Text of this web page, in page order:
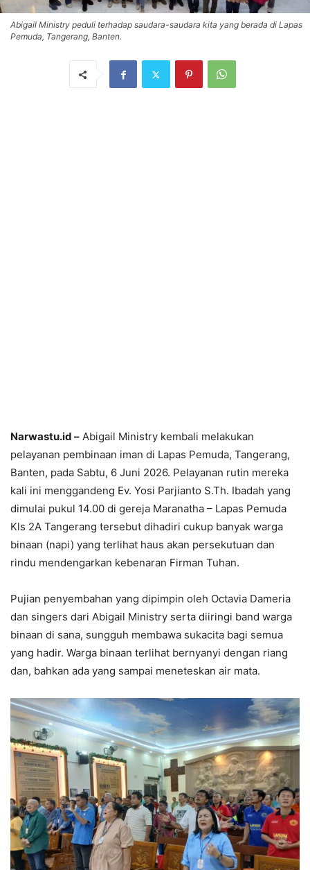
Abigail Ministry peduli terhadap saudara-saudara kita yang berada di Lapas
Pemuda, Tangerang, Banten.
Narwastu.id – Abigail Ministry kembali melakukan
pelayanan pembinaan iman di Lapas Pemuda, Tangerang,
Banten, pada Sabtu, 6 Juni 2026. Pelayanan rutin mereka
kali ini menggandeng Ev. Yosi Parjianto S.Th. Ibadah yang
dimulai pukul 14.00 di gereja Maranatha – Lapas Pemuda
Kls 2A Tangerang tersebut dihadiri cukup banyak warga
binaan (napi) yang terlihat haus akan persekutuan dan
rindu mendengarkan kebenaran Firman Tuhan.
Pujian penyembahan yang dipimpin oleh Octavia Dameria
dan singers dari Abigail Ministry serta diiringi band warga
binaan di sana, sungguh membawa sukacita bagi semua
yang hadir. Warga binaan terlihat bernyanyi dengan riang
dan, bahkan ada yang sampai meneteskan air mata.